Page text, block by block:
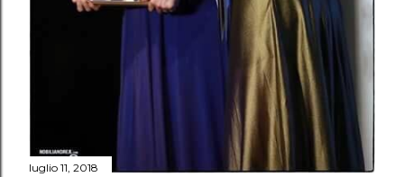
luglio 11, 2018